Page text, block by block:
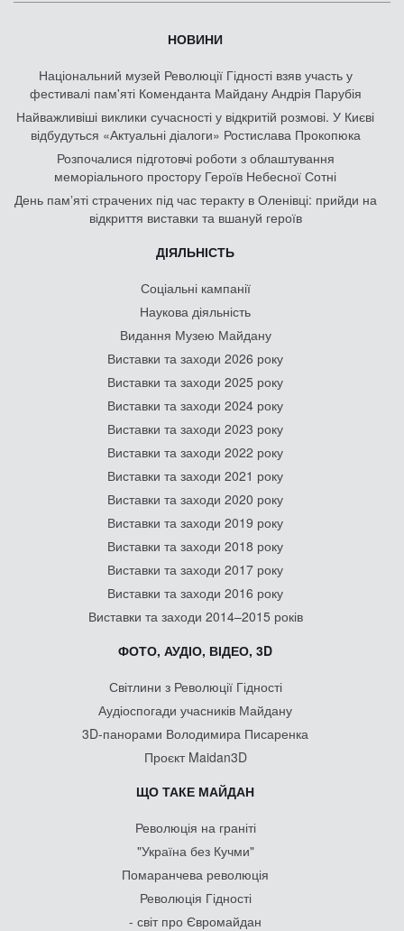
НОВИНИ
Національний музей Революції Гідності взяв участь у
фестивалі пам'яті Коменданта Майдану Андрія Парубія
Найважливіші виклики сучасності у відкритій розмові. У Києві
відбудуться «Актуальні діалоги» Ростислава Прокопюка
Розпочалися підготовчі роботи з облаштування
меморіального простору Героїв Небесної Сотні
День памʼяті страчених під час теракту в Оленівці: прийди на
відкриття виставки та вшануй героїв
ДІЯЛЬНІСТЬ
Соціальні кампанії
Наукова діяльність
Видання Музею Майдану
Виставки та заходи 2026 року
Виставки та заходи 2025 року
Виставки та заходи 2024 року
Виставки та заходи 2023 року
Виставки та заходи 2022 року
Виставки та заходи 2021 року
Виставки та заходи 2020 року
Виставки та заходи 2019 року
Виставки та заходи 2018 року
Виставки та заходи 2017 року
Виставки та заходи 2016 року
Виставки та заходи 2014–2015 років
ФОТО, АУДІО, ВІДЕО, 3D
Світлини з Революції Гідності
Аудіоспогади учасників Майдану
3D-панорами Володимира Писаренка
Проєкт Maidan3D
ЩО ТАКЕ МАЙДАН
Революція на граніті
"Україна без Кучми"
Помаранчева революція
Революція Гідності
- світ про Євромайдан